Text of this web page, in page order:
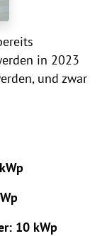
in 2023
und zwar
10 kWp